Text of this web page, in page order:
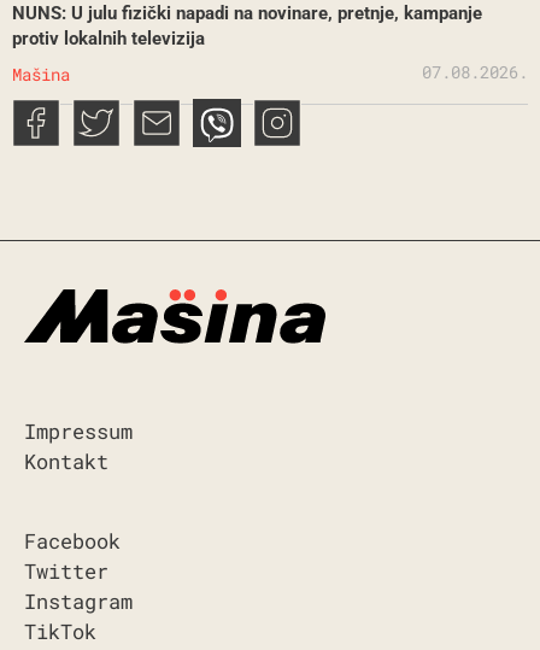
NUNS: U julu fizički napadi na novinare, pretnje, kampanje
protiv lokalnih televizija
Mašina 07.08.2026.
Impressum
Kontakt
Facebook
Twitter
Instagram
TikTok